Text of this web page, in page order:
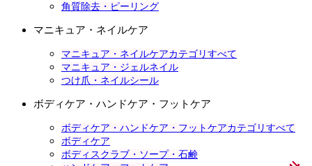
角質除去・ピーリング
マニキュア・ネイルケア
マニキュア・ネイルケアカテゴリすべて
マニキュア・ジェルネイル
つけ爪・ネイルシール
ボディケア・ハンドケア・フットケア
ボディケア・ハンドケア・フットケアカテゴリすべて
ボディケア
ボディスクラブ・ソープ・石鹸